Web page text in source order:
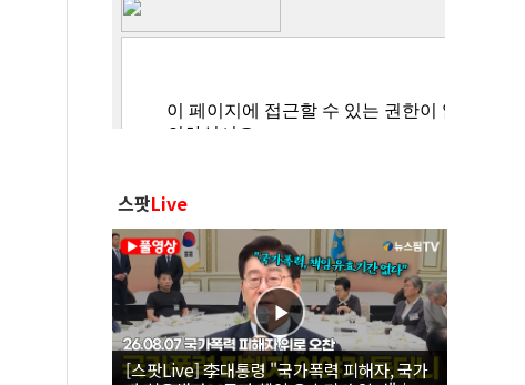
스팟Live
[스팟Live] 李대통령 "국가폭력 피해자, 국가